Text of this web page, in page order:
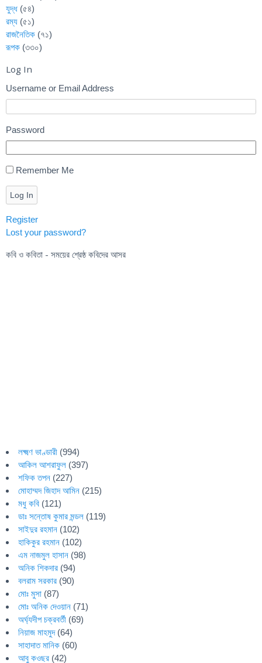
যুদ্ধ (৫৪)
রম্য (৫১)
রাজনৈতিক (৭১)
রূপক (৩৩০)
Log In
Username or Email Address
Password
Remember Me
Log In
Register
Lost your password?
কবি ও কবিতা - সময়ের শ্রেষ্ঠ কবিদের আসর
লক্ষ্মণ ভাণ্ডারী (994)
আকিল আশরাফুল (397)
শফিক তপন (227)
মোহাম্মদ জিহাদ আমিন (215)
মধু কবি (121)
ডাঃ সন্তোষ কুমার মন্ডল (119)
সাইদুর রহমান (102)
হাকিকুর রহমান (102)
এম নাজমুল হাসান (98)
অনিক শিকদার (94)
বলরাম সরকার (90)
মোঃ মুসা (87)
মোঃ অনিক দেওয়ান (71)
অর্ঘ্যদীপ চক্রবর্তী (69)
নিয়াজ মাহমুদ(64)
সাহাদাত মানিক (60)
আবু কওছর (42)